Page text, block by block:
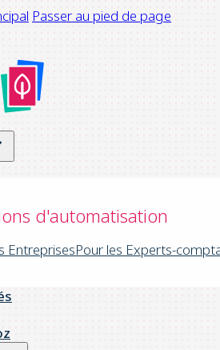
Passer au pied de page
d'automatisation
EntreprisesPour les Experts-